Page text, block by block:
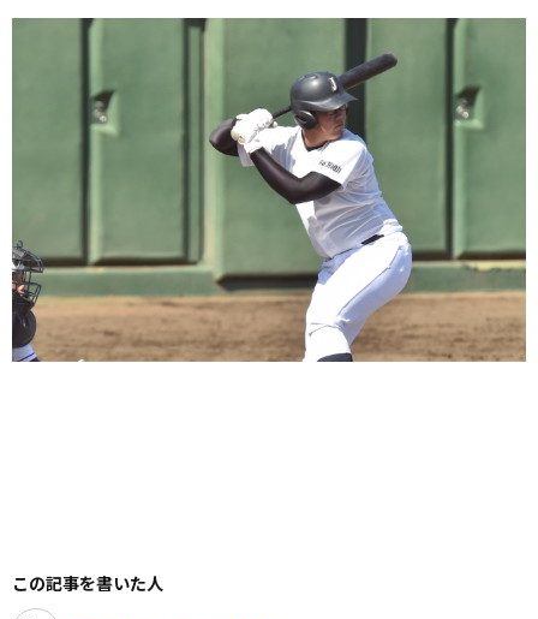
この記事を書いた人